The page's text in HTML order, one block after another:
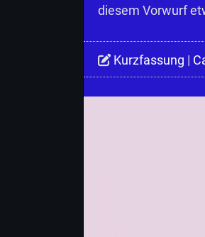
diesem Vorwurf
Kurzfassung |